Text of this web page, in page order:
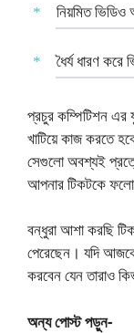
নিয়মিত
ধৈর্য ধারণ করে
প্রচুর কম্পিটিশন এর
খাটিয়ে কাজ করতে
সেগুলো অবশ্যই
আপনার টিকটকে
বন্ধুরা আশা করছি
পেরেছেন। যদি
করবেন যেন তারাও
অন্য পোস্ট পড়ুন-